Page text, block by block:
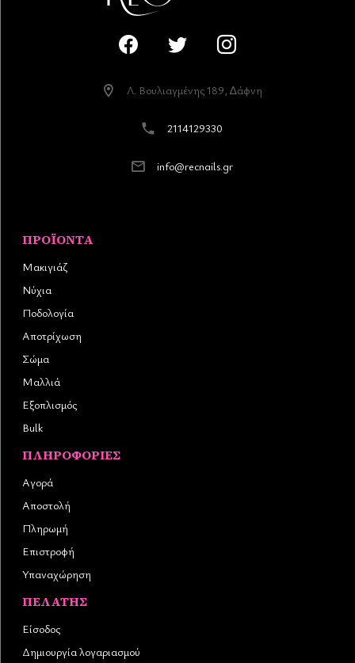
Λ. Βουλιαγµένης 189, ∆άφνη
2114129330
info@recnails.gr
ΠΡΟΪΌΝΤΑ
Μακιγιάζ
Νύχια
Ποδολογία
Αποτρίχωση
Σώμα
Μαλλιά
Εξοπλισμός
Bulk
ΠΛΗΡΟΦΟΡΊΕΣ
Αγορά
Αποστολή
Πληρωμή
Επιστροφή
Υπαναχώρηση
ΠΕΛΆΤΗΣ
Είσοδος
Δημιουργία λογαριασμού